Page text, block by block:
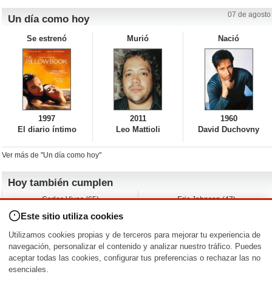
Un día como hoy 07 de agosto
Se estrenó
1997
El diario íntimo
Murió
2011
Leo Mattioli
Nació
1960
David Duchovny
Ver más de "Un día como hoy"
Hoy también cumplen
Carlos Vives (65)
Nicholas Ray (-)
Charlize Theron (51)
Maggie Wheeler (65)
Eric Johnson (47)
Wayne Knight (71)
Michael Shannon (52)
Nacimientos y estrenos en la fecha
Este sitio utiliza cookies
Utilizamos cookies propias y de terceros para mejorar tu experiencia de
navegación, personalizar el contenido y analizar nuestro tráfico. Puedes
aceptar todas las cookies, configurar tus preferencias o rechazar las no
esenciales.